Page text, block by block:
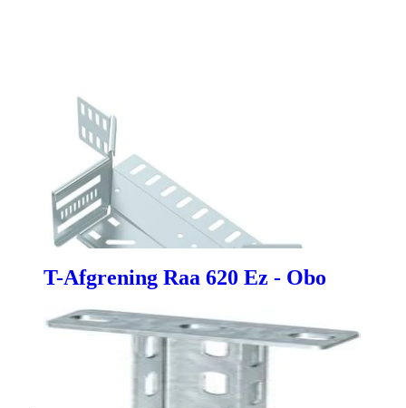
T-Afgrening Raa 620 Ez - Obo